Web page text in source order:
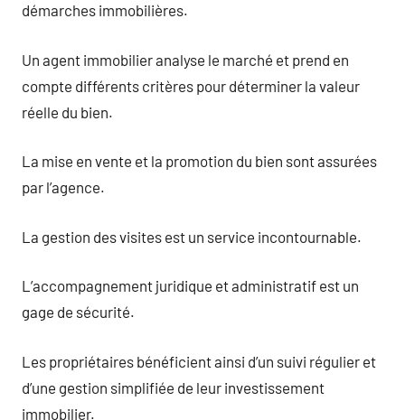
démarches immobilières.
Un agent immobilier analyse le marché et prend en
compte différents critères pour déterminer la valeur
réelle du bien.
La mise en vente et la promotion du bien sont assurées
par l’agence.
La gestion des visites est un service incontournable.
L’accompagnement juridique et administratif est un
gage de sécurité.
Les propriétaires bénéficient ainsi d’un suivi régulier et
d’une gestion simplifiée de leur investissement
immobilier.